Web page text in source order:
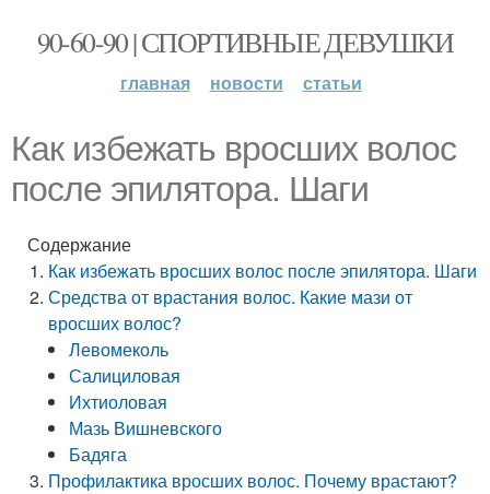
90-60-90 | СПОРТИВНЫЕ ДЕВУШКИ
главная новости статьи
Как избежать вросших волос
после эпилятора. Шаги
Содержание
Как избежать вросших волос после эпилятора. Шаги
Средства от врастания волос. Какие мази от
вросших волос?
Левомеколь
Салициловая
Ихтиоловая
Мазь Вишневского
Бадяга
Профилактика вросших волос. Почему врастают?